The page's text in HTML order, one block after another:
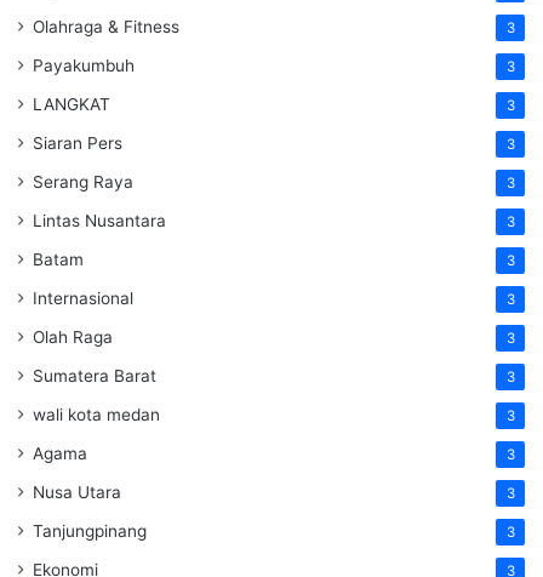
Olahraga & Fitness 3
Payakumbuh 3
LANGKAT 3
Siaran Pers 3
Serang Raya 3
Lintas Nusantara 3
Batam 3
Internasional 3
Olah Raga 3
Sumatera Barat 3
wali kota medan 3
Agama 3
Nusa Utara 3
Tanjungpinang 3
Ekonomi 3